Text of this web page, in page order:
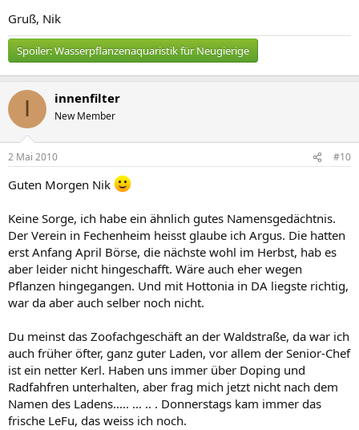
Gruß, Nik
Spoiler:Wasserpflanzenaquaristik für Neugierige
I innenfilter
New Member
2 Mai 2010 #10
Guten Morgen Nik
Keine Sorge, ich habe ein ähnlich gutes Namensgedächtnis.
Der Verein in Fechenheim heisst glaube ich Argus. Die hatten
erst Anfang April Börse, die nächste wohl im Herbst, hab es
aber leider nicht hingeschafft. Wäre auch eher wegen
Pflanzen hingegangen. Und mit Hottonia in DA liegste richtig,
war da aber auch selber noch nicht.
Du meinst das Zoofachgeschäft an der Waldstraße, da war ich
auch früher öfter, ganz guter Laden, vor allem der Senior-Chef
ist ein netter Kerl. Haben uns immer über Doping und
Radfahfren unterhalten, aber frag mich jetzt nicht nach dem
Namen des Ladens..... ... .. . Donnerstags kam immer das
frische LeFu, das weiss ich noch.